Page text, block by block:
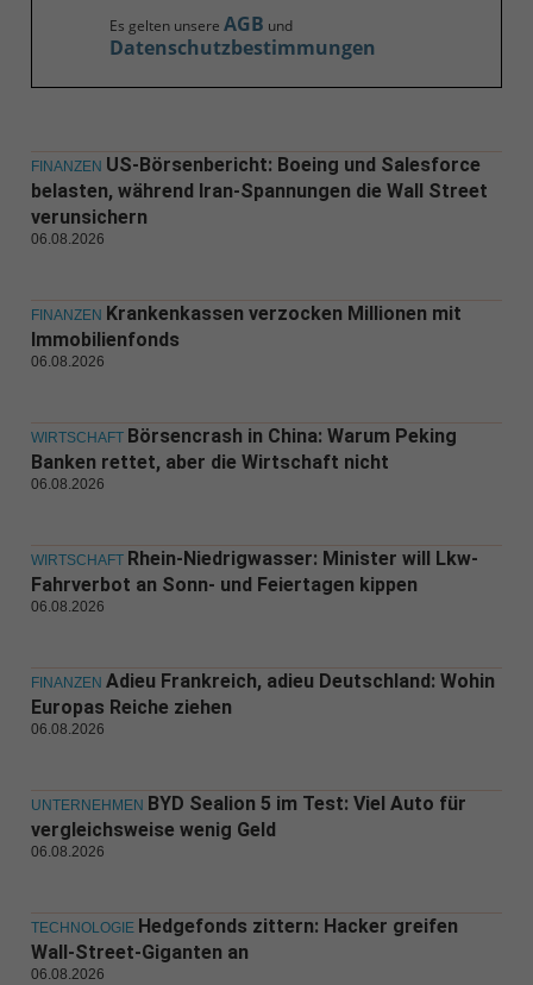
Es gelten unsere AGB und
Datenschutzbestimmungen
FINANZEN US-Börsenbericht: Boeing und Salesforce
belasten, während Iran-Spannungen die Wall Street
verunsichern
06.08.2026
FINANZEN Krankenkassen verzocken Millionen mit
Immobilienfonds
06.08.2026
WIRTSCHAFT Börsencrash in China: Warum Peking
Banken rettet, aber die Wirtschaft nicht
06.08.2026
WIRTSCHAFT Rhein-Niedrigwasser: Minister will Lkw-
Fahrverbot an Sonn- und Feiertagen kippen
06.08.2026
FINANZEN Adieu Frankreich, adieu Deutschland: Wohin
Europas Reiche ziehen
06.08.2026
UNTERNEHMEN BYD Sealion 5 im Test: Viel Auto für
vergleichsweise wenig Geld
06.08.2026
TECHNOLOGIE Hedgefonds zittern: Hacker greifen
Wall-Street-Giganten an
06.08.2026